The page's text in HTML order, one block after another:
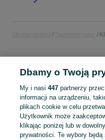
zderzak bmw f30
Dbamy o Twoją
My i nasi 447partnerzy
informacji na urządzeniu,
plikach cookie w celu
Użytkownik może
klikając poniżej lub w
prywatności. Te wybory